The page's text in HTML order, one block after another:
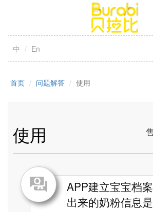
中 En
首页 问题解答 使用
使用
APP建立宝宝档
出来的奶粉信息